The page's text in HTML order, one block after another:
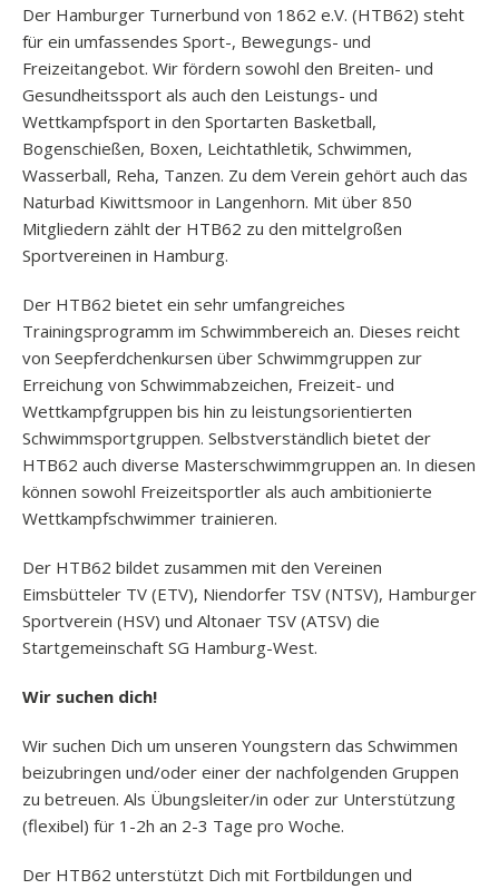
Der Hamburger Turnerbund von 1862 e.V. (HTB62) steht
für ein umfassendes Sport-, Bewegungs- und
Freizeitangebot. Wir fördern sowohl den Breiten- und
Gesundheitssport als auch den Leistungs- und
Wettkampfsport in den Sportarten Basketball,
Bogenschießen, Boxen, Leichtathletik, Schwimmen,
Wasserball, Reha, Tanzen. Zu dem Verein gehört auch das
Naturbad Kiwittsmoor in Langenhorn. Mit über 850
Mitgliedern zählt der HTB62 zu den mittelgroßen
Sportvereinen in Hamburg.
Der HTB62 bietet ein sehr umfangreiches
Trainingsprogramm im Schwimmbereich an. Dieses reicht
von Seepferdchenkursen über Schwimmgruppen zur
Erreichung von Schwimmabzeichen, Freizeit- und
Wettkampfgruppen bis hin zu leistungsorientierten
Schwimmsportgruppen. Selbstverständlich bietet der
HTB62 auch diverse Masterschwimmgruppen an. In diesen
können sowohl Freizeitsportler als auch ambitionierte
Wettkampfschwimmer trainieren.
Der HTB62 bildet zusammen mit den Vereinen
Eimsbütteler TV (ETV), Niendorfer TSV (NTSV), Hamburger
Sportverein (HSV) und Altonaer TSV (ATSV) die
Startgemeinschaft SG Hamburg-West.
Wir suchen dich!
Wir suchen Dich um unseren Youngstern das Schwimmen
beizubringen und/oder einer der nachfolgenden Gruppen
zu betreuen. Als Übungsleiter/in oder zur Unterstützung
(flexibel) für 1-2h an 2-3 Tage pro Woche.
Der HTB62 unterstützt Dich mit Fortbildungen und